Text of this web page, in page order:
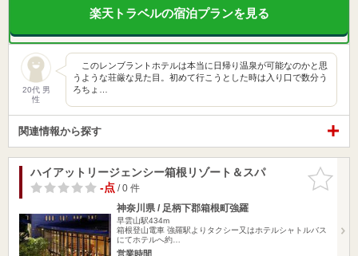
楽天トラベルの宿泊プランを見る
20代 男
性
このレンブラントホテルは本当に日帰り温泉が可能なのかと思
うような荘厳な見た目。初めて行こうとした時は入り口で数分う
ろちょ…
関連情報から探す
お気に入
りに追加
ハイアットリージェンシー箱根リゾート＆スパ
-点/ 0 件
神奈川県 / 足柄下郡箱根町強羅
早雲山駅434m
箱根登山電車 強羅駅よりタクシー又はホテルシャトルバス
にてホテルへ約…
営業時間